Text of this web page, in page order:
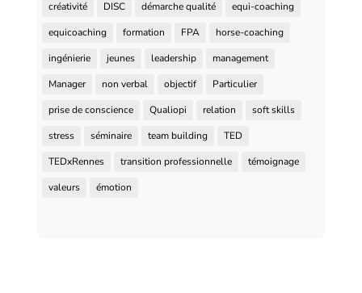
créativité
DISC démarche qualité
equi-coaching
equicoaching
formation FPA
horse-coaching
ingénierie
jeunes leadership
management
Manager
non verbal objectif
Particulier
prise de conscience
Qualiopi relation
soft skills
stress
séminaire team building
TED
TEDxRennes
transition professionnelle
témoignage
valeurs
émotion